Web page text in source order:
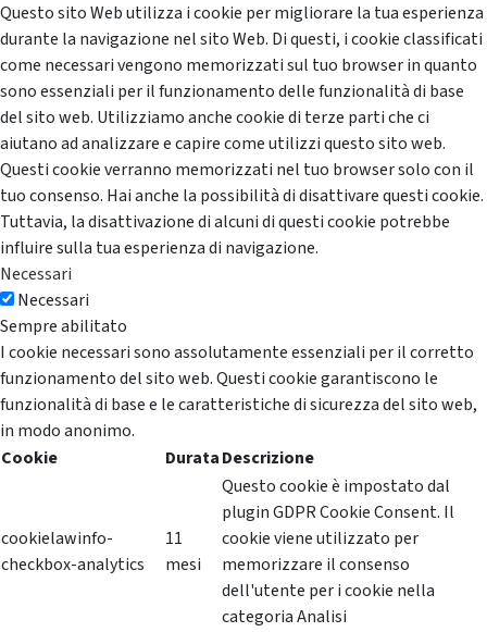
Questo sito Web utilizza i cookie per migliorare la tua esperienza
durante la navigazione nel sito Web. Di questi, i cookie classificati
come necessari vengono memorizzati sul tuo browser in quanto
sono essenziali per il funzionamento delle funzionalità di base
del sito web. Utilizziamo anche cookie di terze parti che ci
aiutano ad analizzare e capire come utilizzi questo sito web.
Questi cookie verranno memorizzati nel tuo browser solo con il
tuo consenso. Hai anche la possibilità di disattivare questi cookie.
Tuttavia, la disattivazione di alcuni di questi cookie potrebbe
influire sulla tua esperienza di navigazione.
Necessari
Necessari
Sempre abilitato
I cookie necessari sono assolutamente essenziali per il corretto
funzionamento del sito web. Questi cookie garantiscono le
funzionalità di base e le caratteristiche di sicurezza del sito web,
in modo anonimo.
Cookie
DurataDescrizione
cookielawinfo-
checkbox-analytics
11
mesi
Questo cookie è impostato dal
plugin GDPR Cookie Consent. Il
cookie viene utilizzato per
memorizzare il consenso
dell'utente per i cookie nella
categoria Analisi